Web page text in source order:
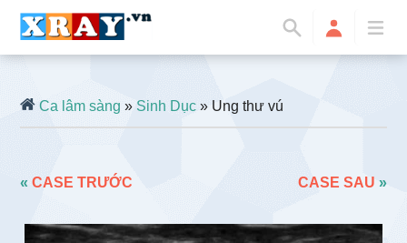
Ca lâm sàng »Sinh Dục » Ung thư vú
«CASE TRƯỚC CASE SAU »